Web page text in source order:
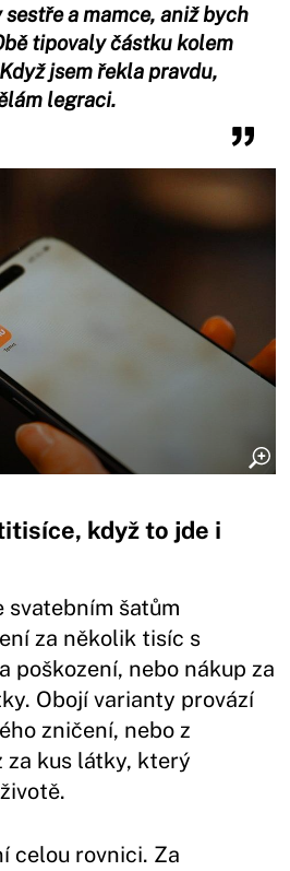
sestře a mamce, aniž bych
tipovaly částku kolem
jsem řekla pravdu,
legraci.
když to jde i
šatům
za několik tisíc s
poškození, nebo nákup za
Obojí varianty provází
zničení, nebo z
za kus látky, který
celou rovnici. Za